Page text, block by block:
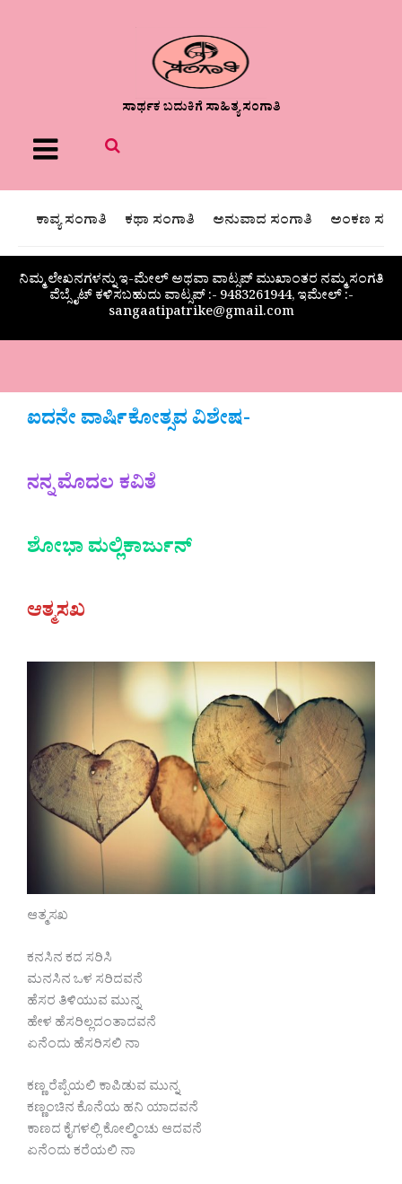
ಸಾರ್ಥಕ ಬದುಕಿಗೆ ಸಾಹಿತ್ಯ ಸಂಗಾತಿ
Menu
ಕಾವ್ಯ ಸಂಗಾತಿ ಕಥಾ ಸಂಗಾತಿ ಅನುವಾದ ಸಂಗಾತಿ ಅಂಕಣ
ನಿಮ್ಮ ಲೇಖನಗಳನ್ನು ಇ-ಮೇಲ್ ಅಥವಾ ವಾಟ್ಸಪ್ ಮುಖಾಂತರ ನಮ್ಮ ಸಂಗತಿ
ವೆಬ್ಸೈಟ್ ಕಳಿಸಬಹುದು ವಾಟ್ಸಪ್‌ :- 9483261944, ಇಮೇಲ್ :-
sangaatipatrike@gmail.com
ಐದನೇ ವಾರ್ಷಿಕೋತ್ಸವ ವಿಶೇಷ-
ನನ್ನ ಮೊದಲ ಕವಿತೆ
ಶೋಭಾ ಮಲ್ಲಿಕಾರ್ಜುನ್
ಆತ್ಮಸಖ
ಆತ್ಮಸಖ
ಕನಸಿನ ಕದ ಸರಿಸಿ
ಮನಸಿನ ಒಳ ಸರಿದವನೆ
ಹೆಸರ ತಿಳಿಯುವ ಮುನ್ನ
ಹೇಳ ಹೆಸರಿಲ್ಲದಂತಾದವನೆ
ಏನೆಂದು ಹೆಸರಿಸಲಿ ನಾ
ಕಣ್ಣ ರೆಪ್ಪೆಯಲಿ ಕಾಪಿಡುವ ಮುನ್ನ
ಕಣ್ಣಂಚಿನ ಕೊನೆಯ ಹನಿ ಯಾದವನೆ
ಕಾಣದ ಕೈಗಳಲ್ಲಿ ಕೋಲ್ಮಿಂಚು ಆದವನೆ
ಏನೆಂದು ಕರೆಯಲಿ ನಾ